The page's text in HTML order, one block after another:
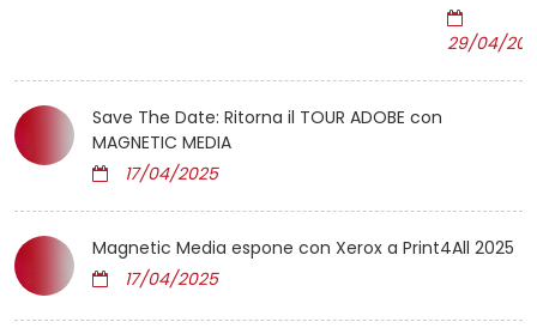
29/04/
Save The Date: Ritorna il TOUR ADOBE con
MAGNETIC MEDIA
17/04/2025
Magnetic Media espone con Xerox a Print4All 2025
17/04/2025